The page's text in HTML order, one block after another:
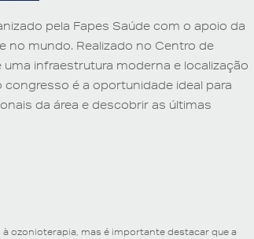
pela Fapes Saúde com o apoio da
no mundo. Realizado no Centro de
infraestrutura moderna e localização
é a oportunidade ideal para
da área e descobrir as últimas
ozonioterapia, mas é importante destacar que a